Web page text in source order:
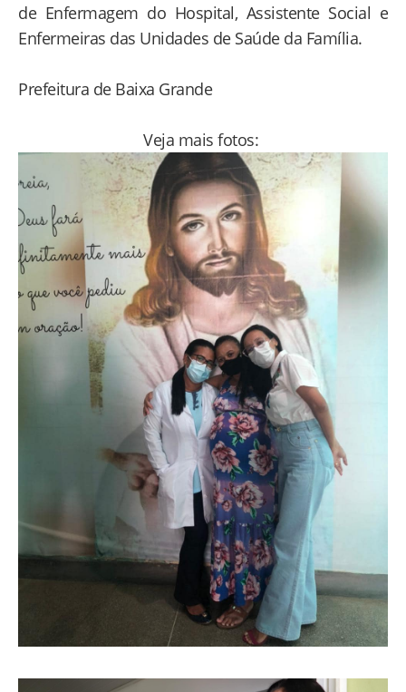
de Enfermagem do Hospital, Assistente Social e
Enfermeiras das Unidades de Saúde da Família.
Prefeitura de Baixa Grande
Veja mais fotos: